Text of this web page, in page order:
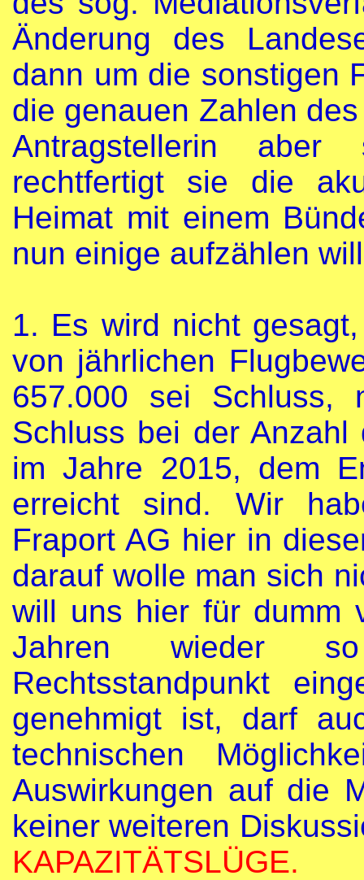
Änderung des
dann um die sonstigen
die genauen Zahlen
Antragstellerin aber
rechtfertigt sie die
Heimat mit einem
nun einige aufzählen
1. Es wird nicht gesagt
von jährlichen
657.000 sei Schluss,
Schluss bei der
im Jahre 2015, dem
erreicht sind. Wir
Fraport AG hier in
darauf wolle man sich
will uns hier für dumm
Jahren wieder
Rechtsstandpunkt
genehmigt ist, darf
technischen
Auswirkungen auf die
keiner weiteren
KAPAZITÄTSLÜGE.